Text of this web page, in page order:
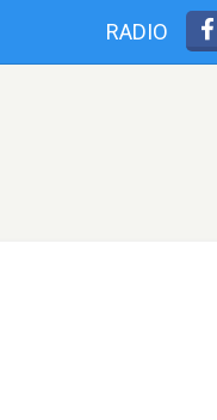
RADIO